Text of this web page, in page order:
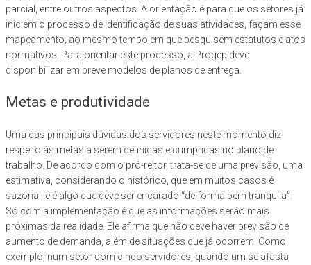
parcial, entre outros aspectos. A orientação é para que os setores já
iniciem o processo de identificação de suas atividades, façam esse
mapeamento, ao mesmo tempo em que pesquisem estatutos e atos
normativos. Para orientar este processo, a Progep deve
disponibilizar em breve modelos de planos de entrega.
Metas e produtividade
Uma das principais dúvidas dos servidores neste momento diz
respeito às metas a serem definidas e cumpridas no plano de
trabalho. De acordo com o pró-reitor, trata-se de uma previsão, uma
estimativa, considerando o histórico, que em muitos casos é
sazonal, e é algo que deve ser encarado “de forma bem tranquila”.
Só com a implementação é que as informações serão mais
próximas da realidade. Ele afirma que não deve haver previsão de
aumento de demanda, além de situações que já ocorrem. Como
exemplo, num setor com cinco servidores, quando um se afasta